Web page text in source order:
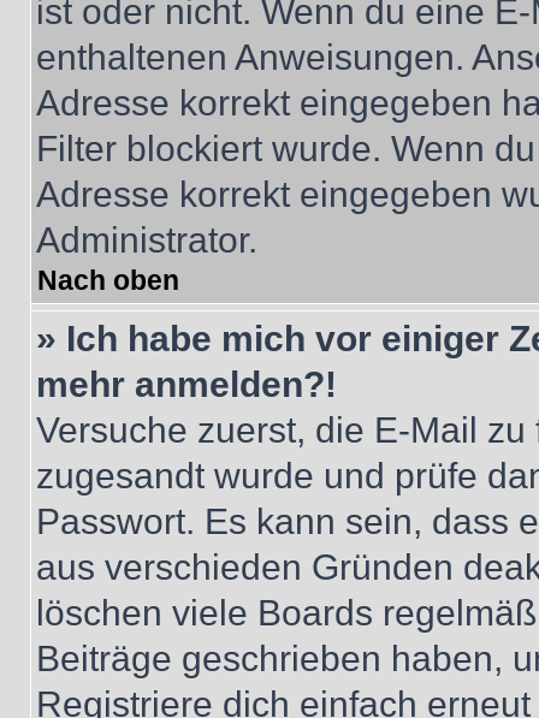
ist oder nicht. Wenn du eine
enthaltenen Anweisungen.
Adresse korrekt eingegeben
Filter blockiert wurde. Wenn
Adresse korrekt eingegeben
Administrator.
Nach oben
» Ich habe mich vor einiger
mehr anmelden?!
Versuche zuerst, die E-Mail
zugesandt wurde und prüfe
Passwort. Es kann sein, dass
aus verschieden Gründen
löschen viele Boards
Beiträge geschrieben haben,
Registriere dich einfach